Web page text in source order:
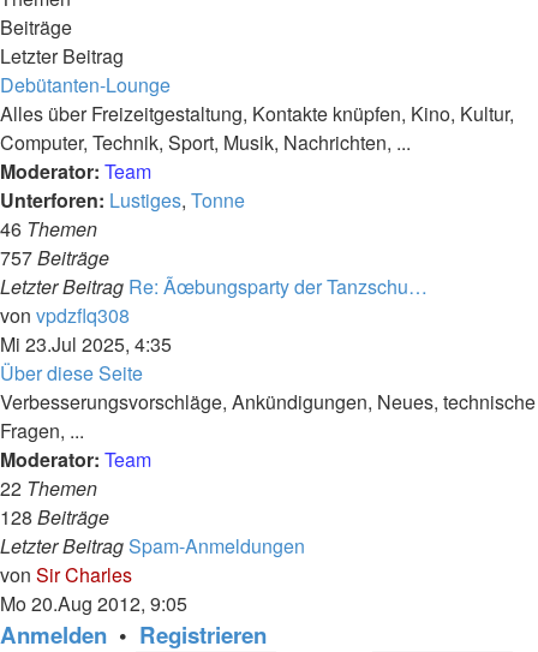
Beiträge
Letzter Beitrag
Debütanten-Lounge
Alles über Freizeitgestaltung, Kontakte knüpfen, Kino, Kultur,
Computer, Technik, Sport, Musik, Nachrichten, ...
Moderator: Team
Unterforen: Lustiges, Tonne
46 Themen
757Beiträge
Letzter Beitrag Re: Ãœbungsparty der Tanzschu…
von vpdzflq308
Beitrag
Mi 23.Jul 2025, 4:35
Über diese Seite
Verbesserungsvorschläge, Ankündigungen, Neues, technische
Fragen, ...
Moderator: Team
22 Themen
128 Beiträge
Letzter BeitragSpam-Anmeldungen
von Sir CharlesNeuester
Beitrag
Mo 20.Aug 2012, 9:05
Anmelden • Registrieren